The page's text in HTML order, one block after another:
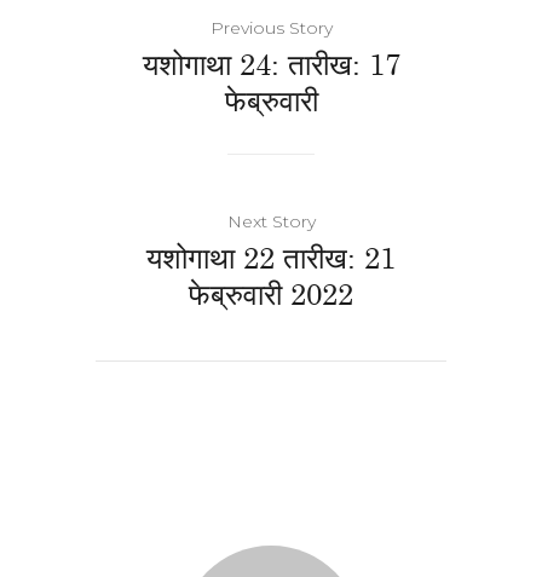
Previous Story
यशोगाथा 24: तारीख: 17
फेब्रुवारी
Next Story
यशोगाथा 22 तारीख: 21
फेब्रुवारी 2022